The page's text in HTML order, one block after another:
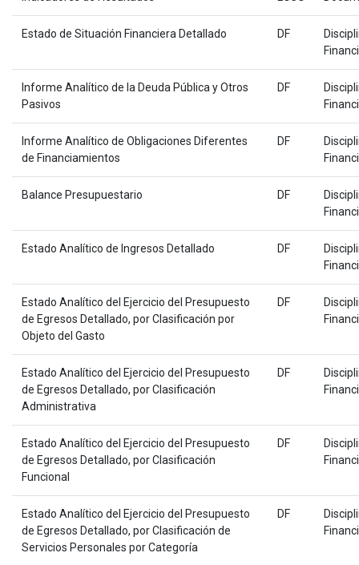
Estado de Situación Financiera Detallado DF
Informe Analítico de la Deuda Pública y Otros
Pasivos
DF
Informe Analítico de Obligaciones Diferentes
de Financiamientos
DF
Balance Presupuestario DF
Estado Analítico de Ingresos Detallado DF
Estado Analítico del Ejercicio del Presupuesto
de Egresos Detallado, por Clasificación por
Objeto del Gasto
DF
Estado Analítico del Ejercicio del Presupuesto
de Egresos Detallado, por Clasificación
Administrativa
DF
Estado Analítico del Ejercicio del Presupuesto
de Egresos Detallado, por Clasificación
Funcional
DF
Estado Analítico del Ejercicio del Presupuesto
de Egresos Detallado, por Clasificación de
Servicios Personales por Categoría
DF